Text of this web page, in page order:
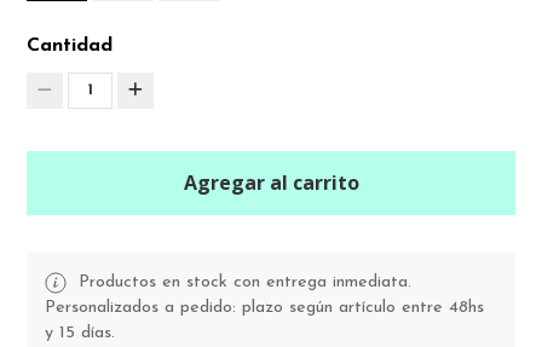
Cantidad
1
Agregar al carrito
Productos en stock con entrega inmediata.
Personalizados a pedido: plazo según artículo entre 48hs
y 15 días.